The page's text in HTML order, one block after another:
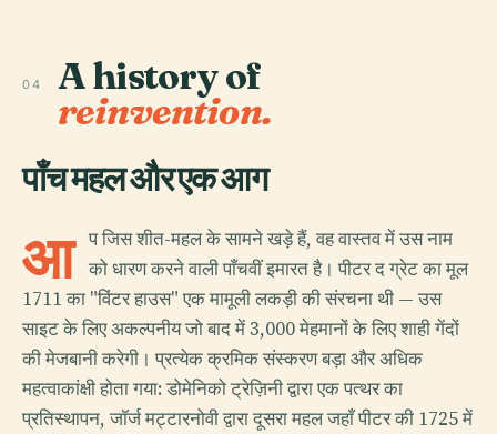
04 A history of
reinvention.
पाँच महल और एक आग
आ प जिस शीत-महल के सामने खड़े हैं, वह वास्तव में उस नाम
को धारण करने वाली पाँचवीं इमारत है। पीटर द ग्रेट का मूल
1711 का "विंटर हाउस" एक मामूली लकड़ी की संरचना थी — उस
साइट के लिए अकल्पनीय जो बाद में 3,000 मेहमानों के लिए शाही गेंदों
की मेजबानी करेगी। प्रत्येक क्रमिक संस्करण बड़ा और अधिक
महत्वाकांक्षी होता गया: डोमेनिको ट्रेज़िनी द्वारा एक पत्थर का
प्रतिस्थापन, जॉर्ज मट्टारनोवी द्वारा दूसरा महल जहाँ पीटर की 1725 में